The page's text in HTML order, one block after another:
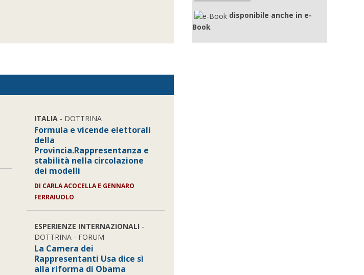
ITALIA- DOTTRINA
Formula e vicende elettorali
della
Provincia.Rappresentanza e
stabilità nella circolazione
dei modelli
DI CARLA ACOCELLA E GENNARO
FERRAIUOLO
ESPERIENZE INTERNAZIONALI -
DOTTRINA - FORUM
La Camera dei
Rappresentanti Usa dice sì
alla riforma di Obama
disponibile anche in e-
Book